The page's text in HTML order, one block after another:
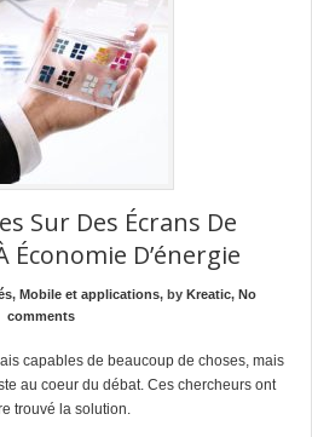
Sur Des Écrans De
D’énergie
, Mobile et applications, by Kreatic, No
comments
capables de beaucoup de choses, mais
au coeur du débat. Ces chercheurs ont
trouvé la solution.